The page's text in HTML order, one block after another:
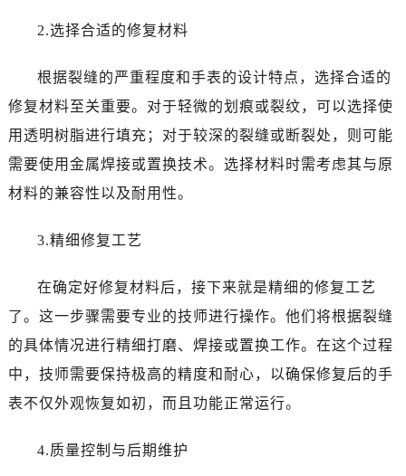
2.选择合适的修复材料
根据裂缝的严重程度和手表的设计特点，选择合适的
修复材料至关重要。对于轻微的划痕或裂纹，可以选择使
用透明树脂进行填充；对于较深的裂缝或断裂处，则可能
需要使用金属焊接或置换技术。选择材料时需考虑其与原
材料的兼容性以及耐用性。
3.精细修复工艺
在确定好修复材料后，接下来就是精细的修复工艺
了。这一步骤需要专业的技师进行操作。他们将根据裂缝
的具体情况进行精细打磨、焊接或置换工作。在这个过程
中，技师需要保持极高的精度和耐心，以确保修复后的手
表不仅外观恢复如初，而且功能正常运行。
4.质量控制与后期维护